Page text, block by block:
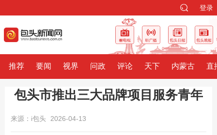
登录
推荐 要闻 视界 问政 评论 天下 内蒙古 直
包头市推出三大品牌项目服务青年
来源：i包头 2026-04-13